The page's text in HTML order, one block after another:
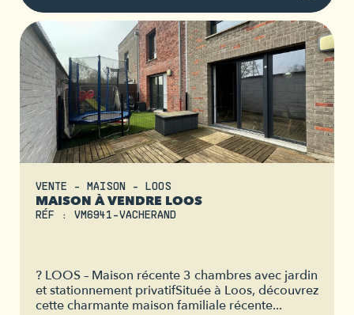
VENTE - MAISON - LOOS
MAISON À VENDRE LOOS
RÉF : VM6941-VACHERAND
? LOOS – Maison récente 3 chambres avec jardin
et stationnement privatifSituée à Loos, découvrez
cette charmante maison familiale récente...